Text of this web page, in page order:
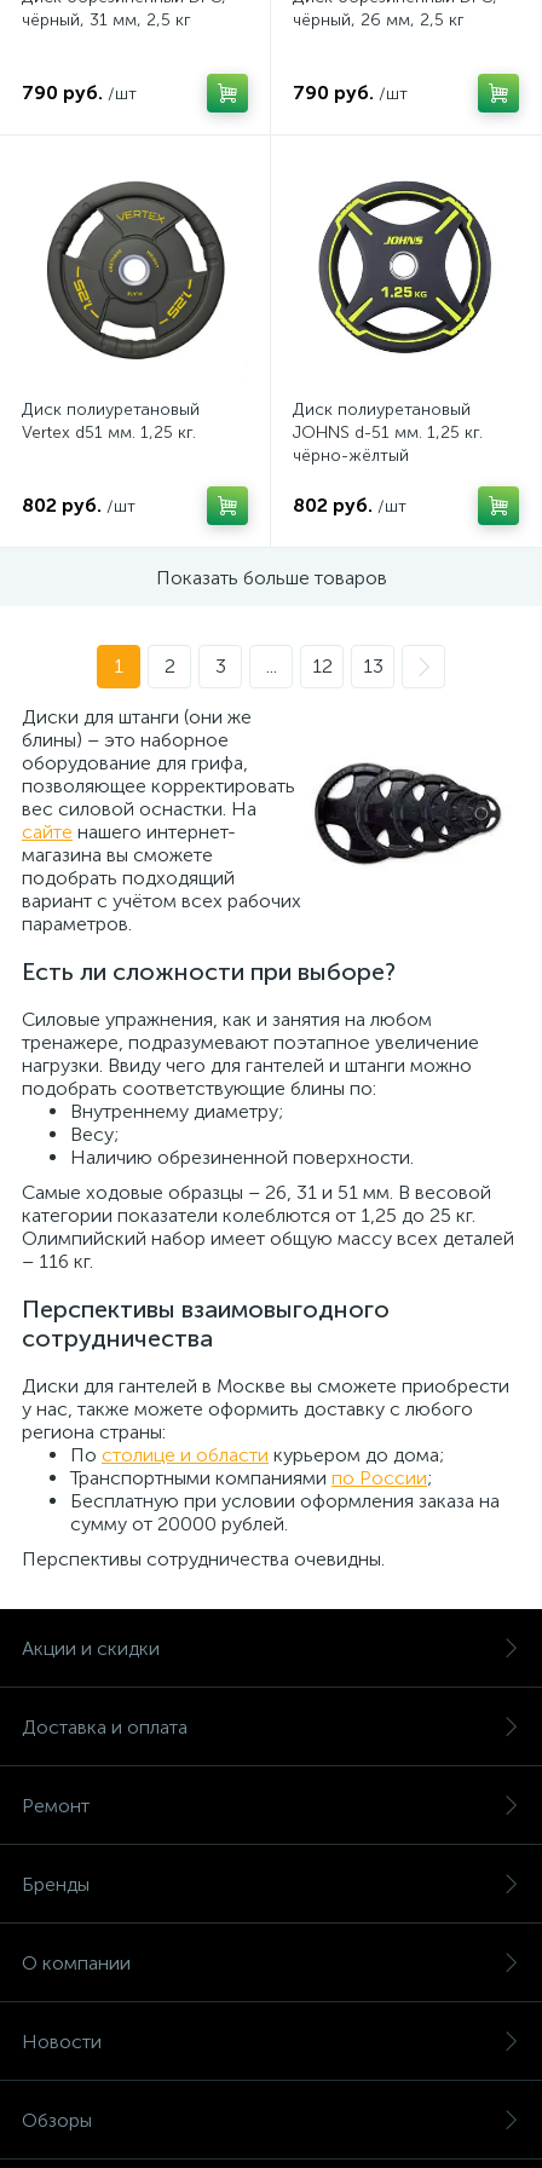
чёрный, 31 мм, 2,5 кг
790 руб. /шт
чёрный, 26 мм, 2,5 кг
790 руб. /шт
Диск полиуретановый
Vertex d51 мм. 1,25 кг.
802 руб. /шт
Диск полиуретановый
JOHNS d-51 мм. 1,25 кг.
чёрно-жёлтый
802 руб. /шт
Показать больше товаров
1 2 3 ... 12 13
Диски для штанги (они же
блины) – это наборное
оборудование для грифа,
позволяющее корректировать
вес силовой оснастки. На
сайте нашего интернет-
магазина вы сможете
подобрать подходящий
вариант с учётом всех рабочих
параметров.
Есть ли сложности при выборе?
Силовые упражнения, как и занятия на любом
тренажере, подразумевают поэтапное увеличение
нагрузки. Ввиду чего для гантелей и штанги можно
подобрать соответствующие блины по:
Внутреннему диаметру;
Весу;
Наличию обрезиненной поверхности.
Самые ходовые образцы – 26, 31 и 51 мм. В весовой
категории показатели колеблются от 1,25 до 25 кг.
Олимпийский набор имеет общую массу всех деталей
– 116 кг.
Перспективы взаимовыгодного
сотрудничества
Диски для гантелей в Москве вы сможете приобрести
у нас, также можете оформить доставку с любого
региона страны:
По столице и области курьером до дома;
Транспортными компаниями по России;
Бесплатную при условии оформления заказа на
сумму от 20000 рублей.
Перспективы сотрудничества очевидны.
Акции и скидки
Доставка и оплата
Ремонт
Бренды
О компании
Новости
Обзоры